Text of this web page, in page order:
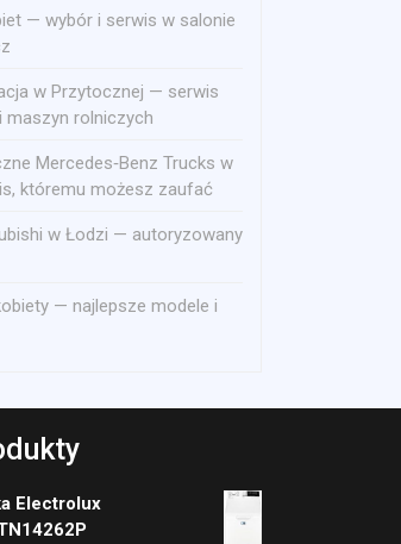
— wybór i serwis w salonie
w Przytocznej — serwis
maszyn rolniczych
Mercedes‑Benz Trucks w
któremu możesz zaufać
w Łodzi — autoryzowany
— najlepsze modele i
Electrolux